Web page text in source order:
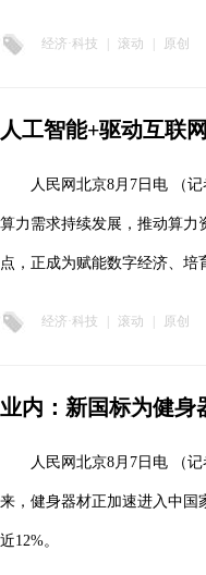
经济·科技 滚动 原创
人工智能+驱动互联
人民网北京8月7日电 （
算力需求持续发展，推动算力
点，正成为赋能数字经济、培
经济·科技 滚动 原创
业内：新国标为健身
人民网北京8月7日电 （
来，健身器材正加速进入中国
近12%。